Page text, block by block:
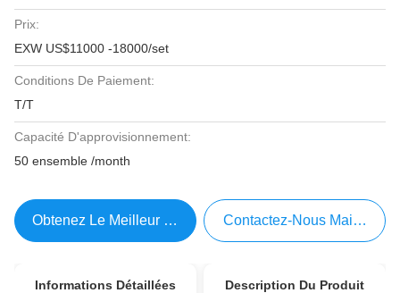
Prix:
EXW US$11000 -18000/set
Conditions De Paiement:
T/T
Capacité D'approvisionnement:
50 ensemble /month
Obtenez Le Meilleur Prix Contactez-Nous Maintenant
Informations Détaillées Description Du Produit